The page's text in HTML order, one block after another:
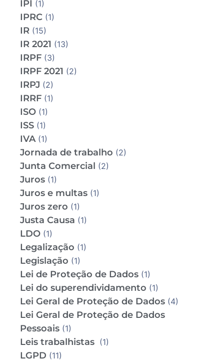
IPI (1)
IPRC (1)
IR (15)
IR 2021 (13)
IRPF (3)
IRPF 2021 (2)
IRPJ (2)
IRRF (1)
ISO (1)
ISS (1)
IVA(1)
Jornada de trabalho (2)
Junta Comercial (2)
Juros (1)
Juros e multas (1)
Juros zero (1)
Justa Causa (1)
LDO (1)
Legalização (1)
Legislação (1)
Lei de Proteção de Dados (1)
Lei do superendividamento (1)
Lei Geral de Proteção de Dados (4)
Lei Geral de Proteção de Dados
Pessoais (1)
Leis trabalhistas (1)
LGPD (11)